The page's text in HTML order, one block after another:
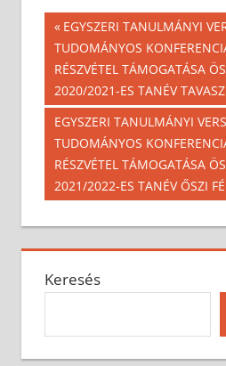
Bejegyzés
navigáció
Previous
Post:
EGYSZERI TANULMÁNYI
TUDOMÁNYOS
RÉSZVÉTEL TÁMOGATÁSA
2020/2021-ES TANÉV
Next
Post:
EGYSZERI TANULMÁNYI
TUDOMÁNYOS
RÉSZVÉTEL TÁMOGATÁSA
2021/2022-ES TANÉV ŐSZI
Keresés